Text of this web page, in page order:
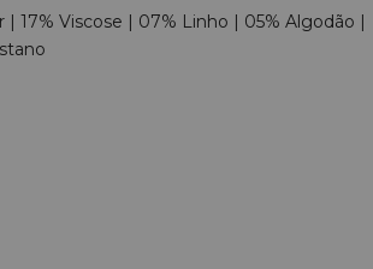
| 17% Viscose | 07% Linho | 05% Algodão |